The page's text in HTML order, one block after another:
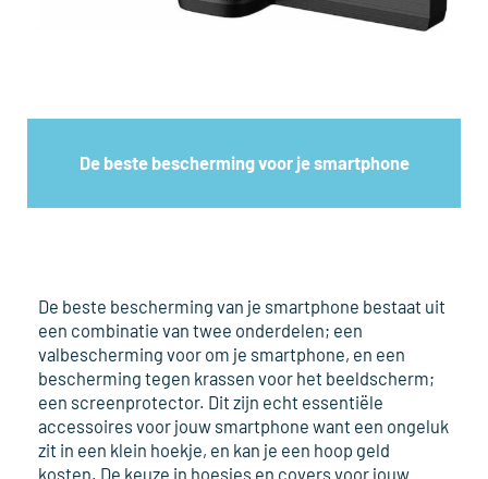
De beste bescherming voor je smartphone
De beste bescherming van je smartphone bestaat uit
een combinatie van twee onderdelen; een
valbescherming voor om je smartphone, en een
bescherming tegen krassen voor het beeldscherm;
een screenprotector. Dit zijn echt essentiële
accessoires voor jouw smartphone want een ongeluk
zit in een klein hoekje, en kan je een hoop geld
kosten. De keuze in hoesjes en covers voor jouw